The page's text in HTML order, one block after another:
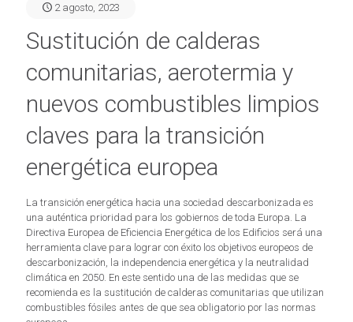
2 agosto, 2023
Sustitución de calderas
comunitarias, aerotermia y
nuevos combustibles limpios
claves para la transición
energética europea
La transición energética hacia una sociedad descarbonizada es
una auténtica prioridad para los gobiernos de toda Europa. La
Directiva Europea de Eficiencia Energética de los Edificios será una
herramienta clave para lograr con éxito los objetivos europeos de
descarbonización, la independencia energética y la neutralidad
climática en 2050. En este sentido una de las medidas que se
recomienda es la sustitución de calderas comunitarias que utilizan
combustibles fósiles antes de que sea obligatorio por las normas